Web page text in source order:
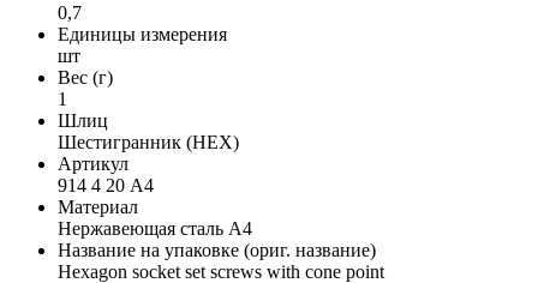
0,7
Единицы измерения
шт
Вес (г)
1
Шлиц
Шестигранник (HEX)
Артикул
914 4 20 А4
Материал
Нержавеющая сталь А4
Название на упаковке (ориг. название)
Hexagon socket set screws with cone point